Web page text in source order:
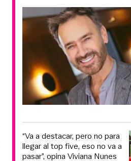
“Va a destacar, pero no para
llegar al top five, eso no va a
pasar”, opina Viviana Nunes